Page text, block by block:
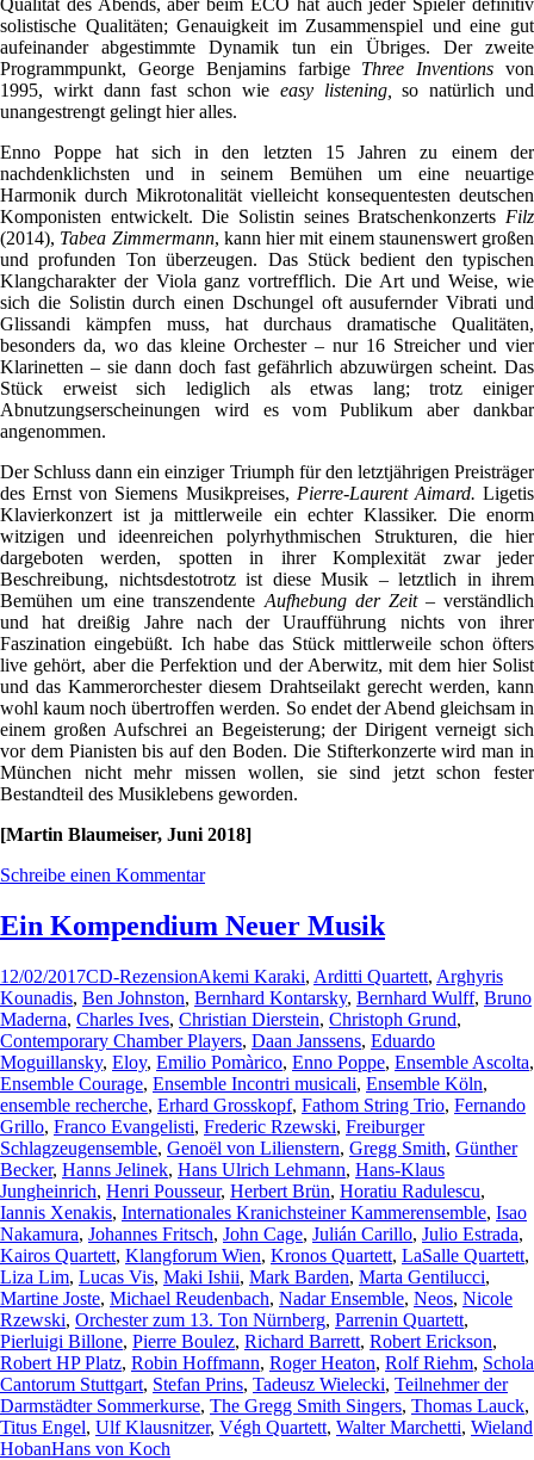
solistische Qualitäten; Genauigkeit im Zusammenspiel und eine gut
aufeinander abgestimmte Dynamik tun ein Übriges. Der zweite
Programmpunkt, George Benjamins farbige Three Inventionsvon
1995, wirkt dann fast schon wie easy listening,so natürlich und
unangestrengt gelingt hier alles.
Enno Poppe hat sich in den letzten 15 Jahren zu einem der
nachdenklichsten und in seinem Bemühen um eine neuartige
Harmonik durch Mikrotonalität vielleicht konsequentesten deutschen
Komponisten entwickelt. Die Solistin seines Bratschenkonzerts Filz
(2014), Tabea Zimmermann, kann hier mit einem staunenswert großen
und profunden Ton überzeugen. Das Stück bedient den typischen
Klangcharakter der Viola ganz vortrefflich. Die Art und Weise, wie
sich die Solistin durch einen Dschungel oft ausufernder Vibrati und
Glissandi kämpfen muss, hat durchaus dramatische Qualitäten,
besonders da, wo das kleine Orchester – nur 16 Streicher und vier
Klarinetten – sie dann doch fast gefährlich abzuwürgen scheint. Das
Stück erweist sich lediglich als etwas lang; trotz einiger
Abnutzungserscheinungen wird es vom Publikum aber dankbar
angenommen.
Der Schluss dann ein einziger Triumph für den letztjährigen Preisträger
des Ernst von Siemens Musikpreises, Pierre-Laurent Aimard.Ligetis
Klavierkonzert ist ja mittlerweile ein echter Klassiker. Die enorm
witzigen und ideenreichen polyrhythmischen Strukturen, die hier
dargeboten werden, spotten in ihrer Komplexität zwar jeder
Beschreibung, nichtsdestotrotz ist diese Musik – letztlich in ihrem
Bemühen um eine transzendente Aufhebung der Zeit –verständlich
und hat dreißig Jahre nach der Uraufführung nichts von ihrer
Faszination eingebüßt. Ich habe das Stück mittlerweile schon öfters
live gehört, aber die Perfektion und der Aberwitz, mit dem hier Solist
und das Kammerorchester diesem Drahtseilakt gerecht werden, kann
wohl kaum noch übertroffen werden. So endet der Abend gleichsam in
einem großen Aufschrei an Begeisterung; der Dirigent verneigt sich
vor dem Pianisten bis auf den Boden. Die Stifterkonzerte wird man in
München nicht mehr missen wollen, sie sind jetzt schon fester
Bestandteil des Musiklebens geworden.
[Martin Blaumeiser, Juni 2018]
Schreibe einen Kommentar
Ein Kompendium Neuer Musik
12/02/2017CD-RezensionAkemi Karaki, Arditti Quartett, Arghyris
Kounadis, Ben Johnston, Bernhard Kontarsky, Bernhard Wulff, Bruno
Maderna, Charles Ives, Christian Dierstein, Christoph Grund,
Contemporary Chamber Players, Daan Janssens, Eduardo
Moguillansky, Eloy, Emilio Pomàrico, Enno Poppe, Ensemble Ascolta,
Ensemble Courage, Ensemble Incontri musicali, Ensemble Köln,
ensemble recherche, Erhard Grosskopf, Fathom String Trio, Fernando
Grillo, Franco Evangelisti, Frederic Rzewski, Freiburger
Schlagzeugensemble, Genoël von Lilienstern, Gregg Smith, Günther
Becker, Hanns Jelinek, Hans Ulrich Lehmann, Hans-Klaus
Jungheinrich, Henri Pousseur, Herbert Brün, Horatiu Radulescu,
Iannis Xenakis, Internationales Kranichsteiner Kammerensemble, Isao
Nakamura, Johannes Fritsch, John Cage, Julián Carillo, Julio Estrada,
Kairos Quartett, Klangforum Wien, Kronos Quartett, LaSalle Quartett,
Liza Lim, Lucas Vis, Maki Ishii, Mark Barden, Marta Gentilucci,
Martine Joste, Michael Reudenbach, Nadar Ensemble, Neos, Nicole
Rzewski, Orchester zum 13. Ton Nürnberg, Parrenin Quartett,
Pierluigi Billone, Pierre Boulez, Richard Barrett, Robert Erickson,
Robert HP Platz, Robin Hoffmann, Roger Heaton, Rolf Riehm, Schola
Cantorum Stuttgart, Stefan Prins, Tadeusz Wielecki, Teilnehmer der
Darmstädter Sommerkurse, The Gregg Smith Singers, Thomas Lauck,
Titus Engel, Ulf Klausnitzer, Végh Quartett, Walter Marchetti, Wieland
HobanHans von Koch